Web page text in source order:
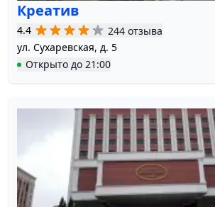
Креатив
4.4
244 отзыва
ул. Сухаревская, д. 5
Открыто до 21:00